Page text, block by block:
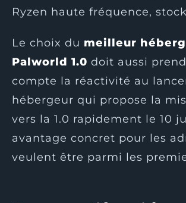
Ryzen haute fréquence,
Le choix du meilleur
Palworld 1.0 doit aussi
compte la réactivité au
hébergeur qui propose la
vers la 1.0 rapidement le 10
avantage concret pour les
veulent être parmi les